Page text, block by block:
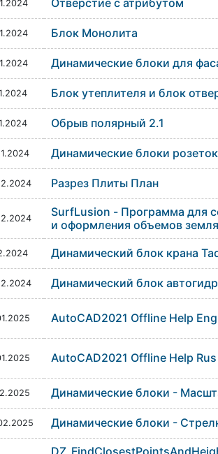
Отверстие с атрибутом
Блок Монолита
Динамические блоки для
Блок утеплителя и блок
Обрыв полярный 2.1
Динамические блоки
Разрез Плиты План
SurfLusion - Программа для
и оформления объемов
Динамический блок крана
Динамический блок
AutoCAD2021 Offline Help Eng
AutoCAD2021 Offline Help Rus
Динамические блоки -
Динамические блоки -